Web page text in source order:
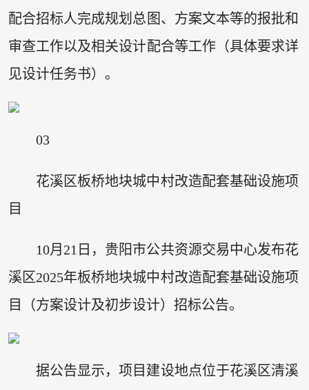
配合招标人完成规划总图、方案文本等的报批和
审查工作以及相关设计配合等工作（具体要求详
见设计任务书）。
03
花溪区板桥地块城中村改造配套基础设施项
目
10月21日，贵阳市公共资源交易中心发布花
溪区2025年板桥地块城中村改造配套基础设施项
目（方案设计及初步设计）招标公告。
据公告显示，项目建设地点位于花溪区清溪